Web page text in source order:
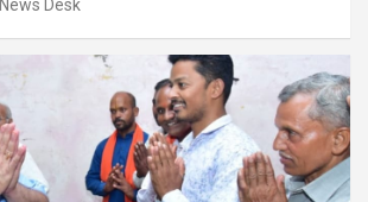
News Desk